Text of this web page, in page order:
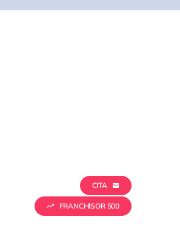
CITA
FRANCHISOR 500